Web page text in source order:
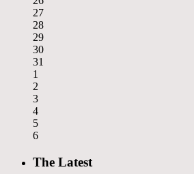
27
28
29
30
31
1
2
3
4
5
6
The Latest